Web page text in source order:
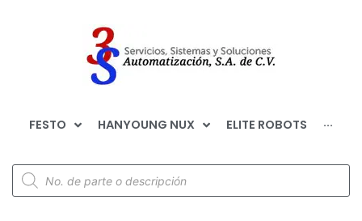
FESTO HANYOUNG NUX ELITE ROBOTS ···